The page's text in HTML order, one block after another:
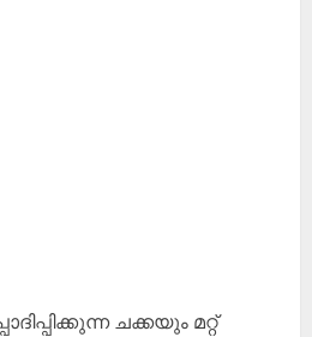
ചക്കയും മറ്റ്